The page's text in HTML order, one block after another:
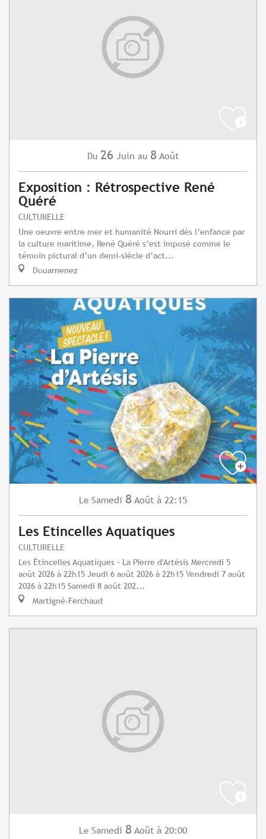
Du 26 Juin au 8 Août
Exposition : Rétrospective René
Quéré
CULTURELLE
Une oeuvre entre mer et humanité Nourri dès l’enfance par
la culture maritime, René Quéré s’est imposé comme le
témoin pictural d’un demi-siècle d’act...
Douarnenez
Le Samedi 8 Août à 22:15
Les Etincelles Aquatiques
CULTURELLE
Les Étincelles Aquatiques – La Pierre d'Artésis Mercredi 5
août 2026 à 22h15 Jeudi 6 août 2026 à 22h15 Vendredi 7 août
2026 à 22h15 Samedi 8 août 202...
Martigné-Ferchaud
Le Samedi 8 Août à 20:00